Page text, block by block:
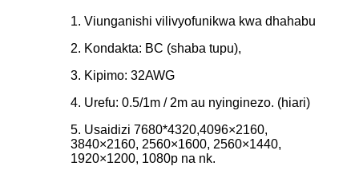
1. Viunganishi vilivyofunikwa kwa dhahabu
2. Kondakta: BC (shaba tupu),
3. Kipimo: 32AWG
4. Urefu: 0.5/1m / 2m au nyinginezo. (hiari)
5. Usaidizi 7680*4320,4096×2160,
3840×2160, 2560×1600, 2560×1440,
1920×1200, 1080p na nk.